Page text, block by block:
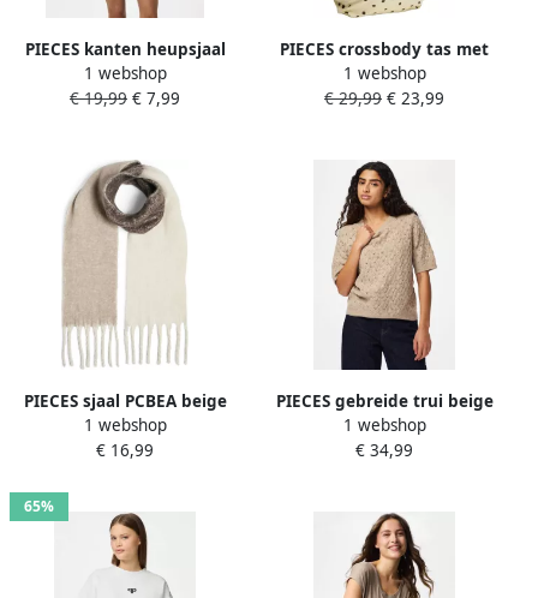
PIECES kanten heupsjaal
PCARIA ecru
1 webshop
€ 19,99 € 7,99
PIECES crossbody tas met
stippen PCAMANDA ecru
1 webshop
€ 29,99 € 23,99
PIECES sjaal PCBEA beige
1 webshop
€ 16,99
PIECES gebreide trui beige
gehaakt
1 webshop
€ 34,99
65%